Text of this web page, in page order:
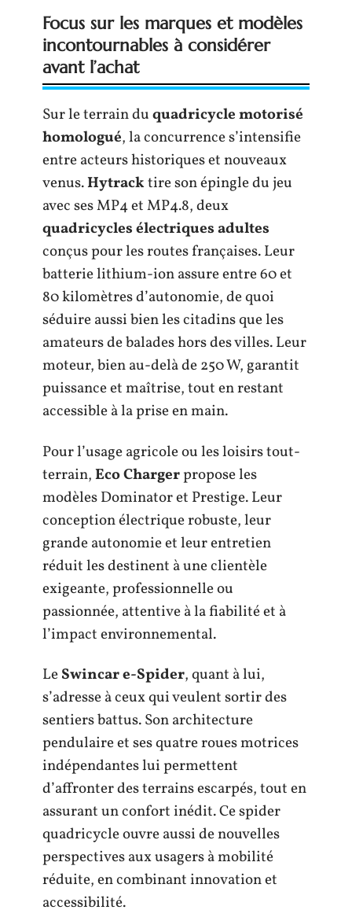
Focus sur les marques et modèles
incontournables à considérer
avant l’achat
Sur le terrain duquadricycle motorisé
homologué, la concurrence s’intensifie
entre acteurs historiques et nouveaux
venus.Hytracktire son épingle du jeu
avec ses MP4 et MP4.8, deux
quadricycles électriques adultes
conçus pour les routes françaises. Leur
batterie lithium-ion assure entre 60 et
80 kilomètres d’autonomie, de quoi
séduire aussi bien les citadins que les
amateurs de balades hors des villes. Leur
moteur, bien au-delà de 250 W, garantit
puissance et maîtrise, tout en restant
accessible à la prise en main.
Pour l’usage agricole ou les loisirs tout-
terrain,Eco Chargerpropose les
modèles Dominator et Prestige. Leur
conception électrique robuste, leur
grande autonomie et leur entretien
réduit les destinent à une clientèle
exigeante, professionnelle ou
passionnée, attentive à la fiabilité et à
l’impact environnemental.
LeSwincar e-Spider, quant à lui,
s’adresse à ceux qui veulent sortir des
sentiers battus. Son architecture
pendulaire et ses quatre roues motrices
indépendantes lui permettent
d’affronter des terrains escarpés, tout en
assurant un confort inédit. Ce spider
quadricycle ouvre aussi de nouvelles
perspectives aux usagers à mobilité
réduite, en combinant innovation et
accessibilité.